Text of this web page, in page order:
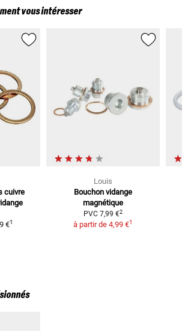
vous intéresser
cuivre
€1
Louis
Bouchon vidange
magnétique
PVC 7,99 €2
à partir de 4,99 €1